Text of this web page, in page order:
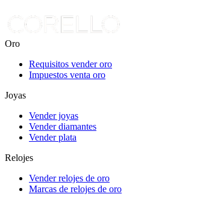
Oro
Requisitos vender oro
Impuestos venta oro
Joyas
Vender joyas
Vender diamantes
Vender plata
Relojes
Vender relojes de oro
Marcas de relojes de oro